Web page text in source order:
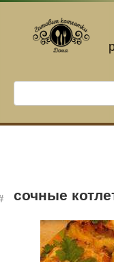
контенту
сочные